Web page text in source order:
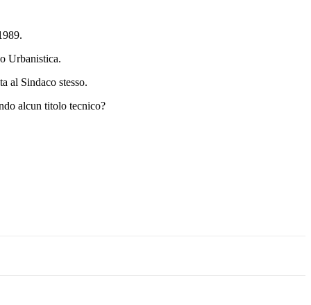
Urbanistica.
al Sindaco stesso.
alcun titolo tecnico?